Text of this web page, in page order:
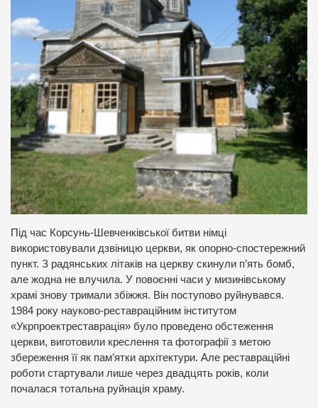
Під час Корсунь-Шевченківської битви німці
використовували дзвіницю церкви, як опорно-спостережний
пункт. З радянських літаків на церкву скинули п’ять бомб,
але жодна не влучила. У повоєнні часи у мизинівському
храмі знову тримали збіжжя. Він поступово руйнувався.
1984 року науково-реставраційним інститутом
«Укрпроектреставрація» було проведено обстеження
церкви, виготовили креслення та фотографії з метою
збереження її як пам’ятки архітектури. Але реставраційні
роботи стартували лише через двадцять років, коли
почалася тотальна руйнація храму.